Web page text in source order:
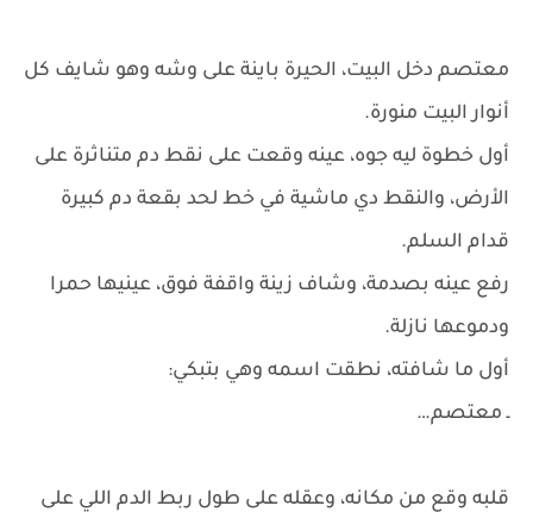
معتصم دخل البيت، الحيرة باينة على وشه وهو شايف كل
أنوار البيت منورة.
أول خطوة ليه جوه، عينه وقعت على نقط دم متناثرة على
الأرض، والنقط دي ماشية في خط لحد بقعة دم كبيرة
قدام السلم.
رفع عينه بصدمة، وشاف زينة واقفة فوق، عينيها حمرا
ودموعها نازلة.
أول ما شافته، نطقت اسمه وهي بتبكي:
ـ معتصم…
قلبه وقع من مكانه، وعقله على طول ربط الدم اللي على